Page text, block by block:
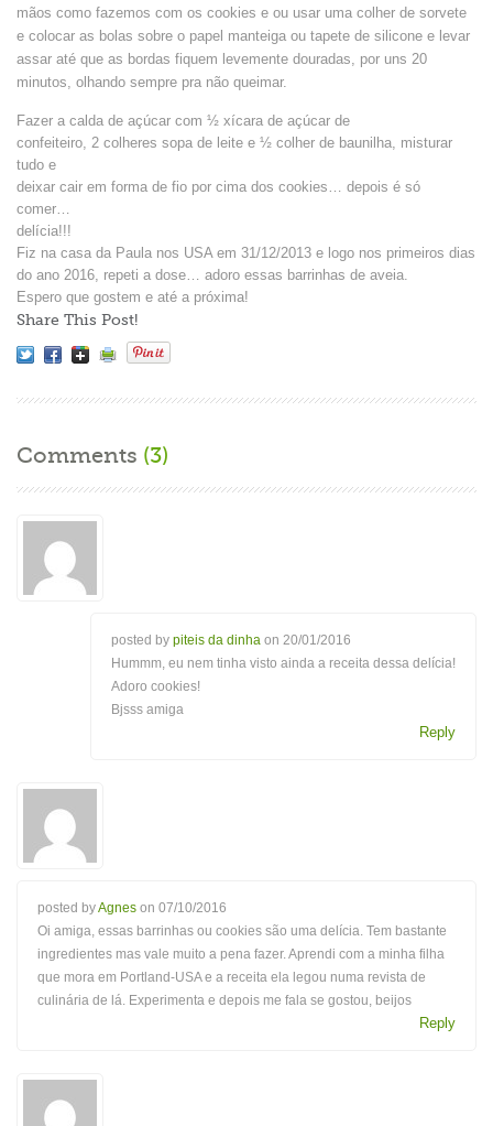
mãos como fazemos com os cookies e ou usar uma colher de sorvete
e colocar as bolas sobre o papel manteiga ou tapete de silicone e levar
assar até que as bordas fiquem levemente douradas, por uns 20
minutos, olhando sempre pra não queimar.
Fazer a calda de açúcar com ½ xícara de açúcar de
confeiteiro, 2 colheres sopa de leite e ½ colher de baunilha, misturar
tudo e
deixar cair em forma de fio por cima dos cookies… depois é só
comer…
delícia!!!
Fiz na casa da Paula nos USA em 31/12/2013 e logo nos primeiros dias
do ano 2016, repeti a dose… adoro essas barrinhas de aveia.
Espero que gostem e até a próxima!
Share This Post!
Comments (3)
posted by piteis da dinhaon 20/01/2016
Hummm, eu nem tinha visto ainda a receita dessa delícia!
Adoro cookies!
Bjsss amiga
Reply
posted byAgnes on07/10/2016
Oi amiga, essas barrinhas ou cookies são uma delícia. Tem bastante
ingredientes mas vale muito a pena fazer. Aprendi com a minha filha
que mora em Portland-USA e a receita ela legou numa revista de
culinária de lá. Experimenta e depois me fala se gostou, beijos
Reply